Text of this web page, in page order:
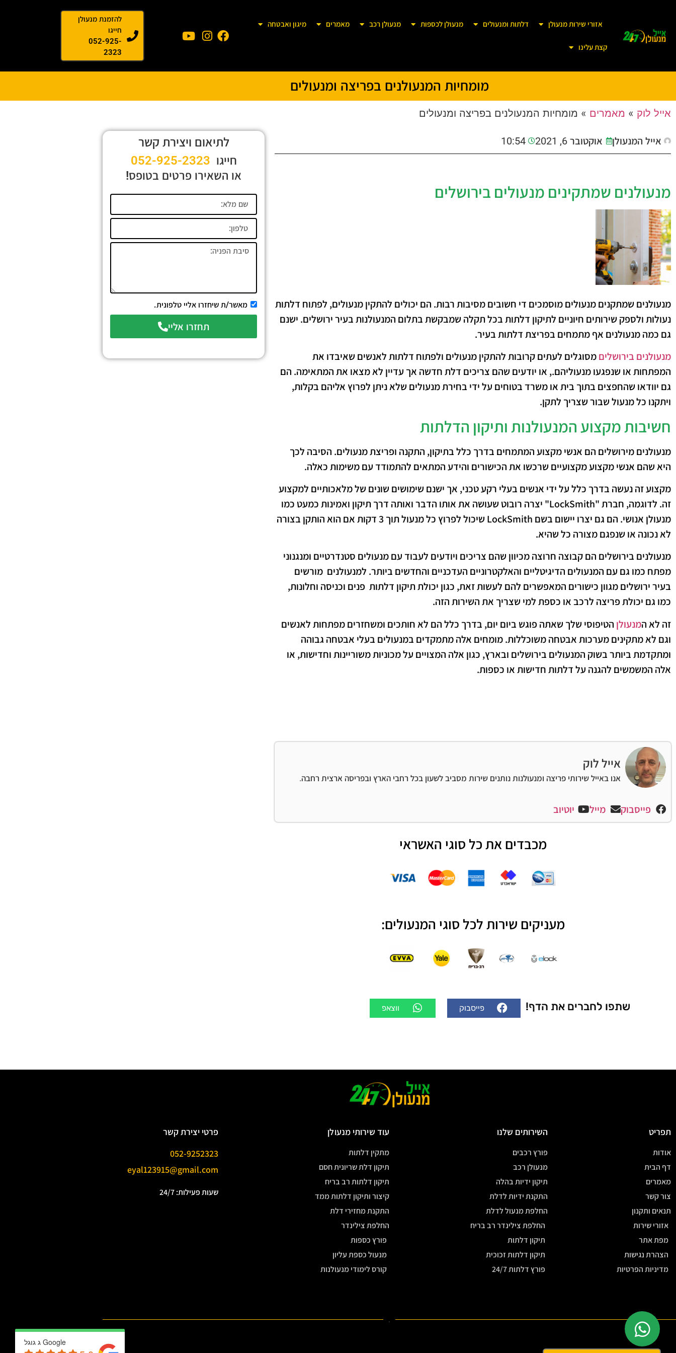
אזורי שירות מנעולן דלתות ומנעולים מנעולן לכספות מנעולן רכב מאמרים מיגון ואבטחה
קצת עלינו
להזמנת מנעולן
חייגו
052-925-
2323
מומחיות המנעולנים בפריצה ומנעולים
אייל לוק » מאמרים » מומחיות המנעולנים בפריצה ומנעולים
אייל המנעולן אוקטובר 6, 2021 10:54
מנעולנים שמתקינים מנעולים בירושלים
מנעולנים שמתקנים מנעולים מוסמכים די חשובים מסיבות רבות. הם יכולים להתקין מנעולים, לפתוח דלתות
נעולות ולספק שירותים חיוניים לתיקון דלתות בכל תקלה שמבקשת בתלום המנעולנות בעיר ירושלים. ישנם
גם כמה מנעולנים אף מתמחים בפריצת דלתות בעיר.
מנעולנים בירושליםמסוגלים לעתים קרובות להתקין מנעולים ולפתוח דלתות לאנשים שאיבדו את
המפתחות או שנפגעו מנעוליהם., או יודעים שהם צריכים דלת חדשה אך עדיין לא מצאו את המתאימה. הם
גם יוודאו שהחפצים בתוך בית או משרד בטוחים על ידי בחירת מנעולים שלא ניתן לפרוץ אליהם בקלות,
ויתקנו כל מנעול שבור שצריך לתקן.
חשיבות מקצוע המנעולנות ותיקון הדלתות
מנעולנים מירושלים הם אנשי מקצוע המתמחים בדרך כלל בתיקון, התקנה ופריצת מנעולים. הסיבה לכך
היא שהם אנשי מקצוע מקצועיים שרכשו את הכישורים והידע המתאים להתמודד עם משימות כאלה.
מקצוע זה נעשה בדרך כלל על ידי אנשים בעלי רקע טכני, אך ישנם שימושים שונים של מלאכותיים למקצוע
זה. לדוגמה, חברת "LockSmith" יצרה רובוט שעושה את אותו הדבר ואותה דרך תיקון ואמינות כמעט כמו
מנעולן אנושי. הם גם יצרו יישום בשם LockSmith שיכול לפרוץ כל מנעול תוך 3 דקות אם הוא הותקן בצורה
לא נכונה או שנפגם מצורה כל שהיא.
מנעולנים בירושלים הם קבוצה חרוצה מכיוון שהם צריכים ויודעים לעבוד עם מנעולים סטנדרטיים ומנגנוני
מפתח כמו גם עם המנעולים הדיגיטליים והאלקטרוניים העדכניים והחדשים ביותר. למנעולנים מורשים
בעיר ירושלים מגוון כישורים המאפשרים להם לעשות זאת, כגון יכולת תיקון דלתות פנים וכניסה וחלונות,
כמו גם יכולת פריצה לרכב או כספת למי שצריך את השירות הזה.
זה לא המנעולן הטיפוסי שלך שאתה פוגש ביום יום, בדרך כלל הם לא חותכים ומשחזרים מפתחות לאנשים
וגם לא מתקינים מערכות אבטחה משוכללות. מומחים אלה מתמקדים במנעולים בעלי אבטחה גבוהה
ומתקדמת ביותר בשוק המנעולים בירושלים ובארץ, כגון אלה המצויים על מכוניות משוריינות וחדישות, או
אלה המשמשים להגנה על דלתות חדישות או כספות.
אייל לוק
אנו באייל שירותי פריצה ומנעולנות נותנים שירות מסביב לשעון בכל רחבי הארץ ובפריסה ארצית רחבה.
פייסבוק מייל יוטיוב
מכבדים את כל סוגי האשראי
מעניקים שירות לכל סוגי המנעולים:
שתפו לחברים את הדף! פייסבוק ווצאפ
לתיאום ויצירת קשר
חייגו 052-925-2323
או השאירו פרטים בטופס!
מאשר/ת שיחזרו אליי טלפונית.
תחזרו אליי
תפריט
אודות
דף הבית
מאמרים
צור קשר
תנאים ותקנון
אזורי שירות
מפת אתר
הצהרת נגישות
מדיניות הפרטיות
השירותים שלנו
פורץ רכבים
מנעולן רכב
תיקון ידיות בהלה
התקנת ידיות לדלת
החלפת מנעול לדלת
החלפת צילינדר רב בריח
תיקון דלתות
תיקון דלתות זכוכית
פורץ דלתות 24/7
עוד שירותי מנעולן
מתקין דלתות
תיקון דלת שריונית חסם
תיקון דלתות רב בריח
קיצור ותיקון דלתות ממד
התקנת מחזירי דלת
החלפת צילינדר
פורץ כספות
מנעול כספת עליון
קורס לימודי מנעולנות
פרטי יצירת קשר
052-9252323
eyal123915@gmail.com
שעות פעילות: 24/7
.
Google ג גוגל